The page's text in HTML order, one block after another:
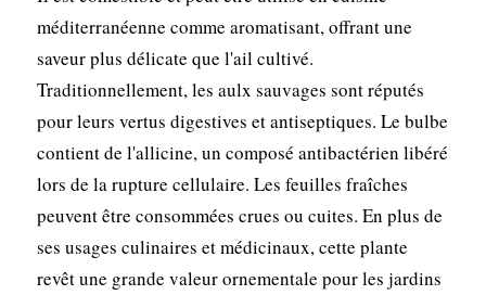
méditerranéenne comme aromatisant, offrant une
saveur plus délicate que l'ail cultivé.
Traditionnellement, les aulx sauvages sont réputés
pour leurs vertus digestives et antiseptiques. Le bulbe
contient de l'allicine, un composé antibactérien libéré
lors de la rupture cellulaire. Les feuilles fraîches
peuvent être consommées crues ou cuites. En plus de
ses usages culinaires et médicinaux, cette plante
revêt une grande valeur ornementale pour les jardins